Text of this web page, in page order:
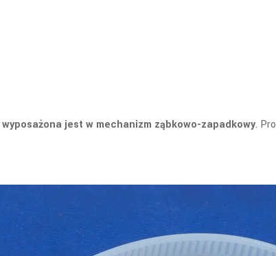
jest w mechanizm ząbkowo-zapadkowy.